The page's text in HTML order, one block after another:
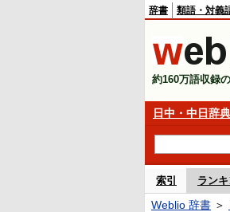
辞書 類語・対義
約160万語収録
日中・中日辞典
索引 ラン
Weblio 辞書 ＞